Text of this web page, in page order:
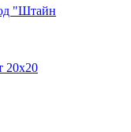
"Штайн
20х20